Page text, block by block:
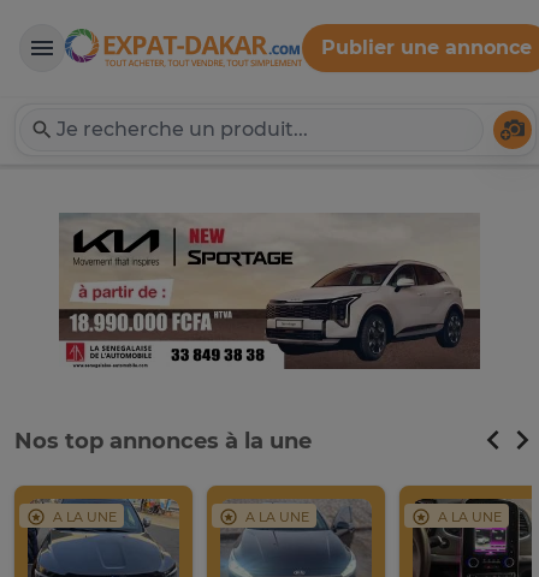
Expat-Dakar
Publier une annonce
Nos top annonces à la une
A LA UNE A LA UNE A LA UNE